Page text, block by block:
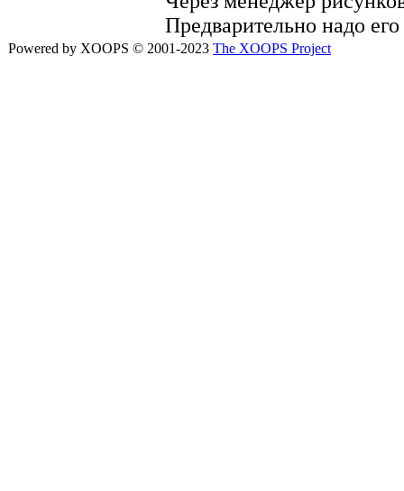
Предварительно надо
Powered by XOOPS © 2001-2023 The XOOPS Project